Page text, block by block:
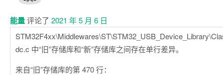
能量评论了 2021 年 5 月 6 日
dc.c 中“旧”存储库和“新”存储库之间存在单行差异。
来自“旧”存储库的第 470 行：